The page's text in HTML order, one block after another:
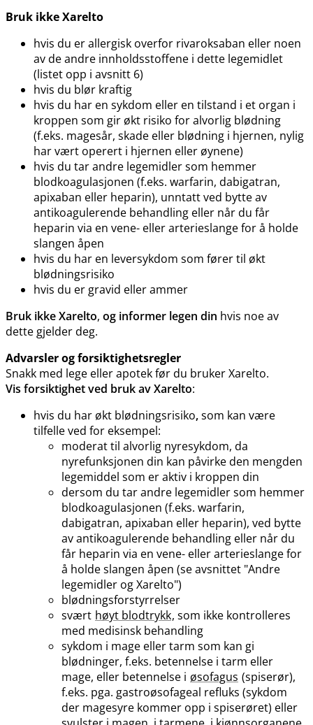
Bruk ikke Xarelto
hvis du er allergisk overfor rivaroksaban eller noen
av de andre innholdsstoffene i dette legemidlet
(listet opp i avsnitt 6)
hvis du blør kraftig
hvis du har en sykdom eller en tilstand i et organ i
kroppen som gir økt risiko for alvorlig blødning
(f.eks. magesår, skade eller blødning i hjernen, nylig
har vært operert i hjernen eller øynene)
hvis du tar andre legemidler som hemmer
blodkoagulasjonen (f.eks. warfarin, dabigatran,
apixaban eller heparin), unntatt ved bytte av
antikoagulerende behandling eller når du får
heparin via en vene- eller arterieslange for å holde
slangen åpen
hvis du har en leversykdom som fører til økt
blødningsrisiko
hvis du er gravid eller ammer
Bruk ikke Xarelto, og informer legen din hvis noe av
dette gjelder deg.
Advarsler og forsiktighetsregler
Snakk med lege eller apotek før du bruker Xarelto.
Vis forsiktighet ved bruk av Xarelto:
hvis du har økt blødningsrisiko,som kan være
tilfelle ved for eksempel:
moderat til alvorlig nyresykdom, da
nyrefunksjonen din kan påvirke den mengden
legemiddel som er aktiv i kroppen din
dersom du tar andre legemidler som hemmer
blodkoagulasjonen (f.eks. warfarin,
dabigatran, apixaban eller heparin), ved bytte
av antikoagulerende behandling eller når du
får heparin via en vene- eller arterieslange for
å holde slangen åpen (se avsnittet "Andre
legemidler og Xarelto")
blødningsforstyrrelser
svært høyt blodtrykk, som ikke kontrolleres
med medisinsk behandling
sykdom i mage eller tarm som kan gi
blødninger, f.eks. betennelse i tarm eller
mage, eller betennelse i øsofagus (spiserør),
f.eks. pga. gastroøsofageal refluks (sykdom
der magesyre kommer opp i spiserøret) eller